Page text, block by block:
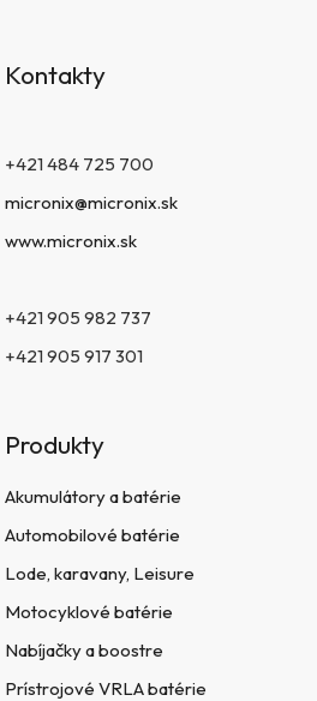
Kontakty
+421 484 725 700
micronix@micronix.sk
www.micronix.sk
+421 905 982 737
+421 905 917 301
Produkty
Akumulátory a batérie
Automobilové batérie
Lode, karavany, Leisure
Motocyklové batérie
Nabíjačky a boostre
Prístrojové VRLA batérie